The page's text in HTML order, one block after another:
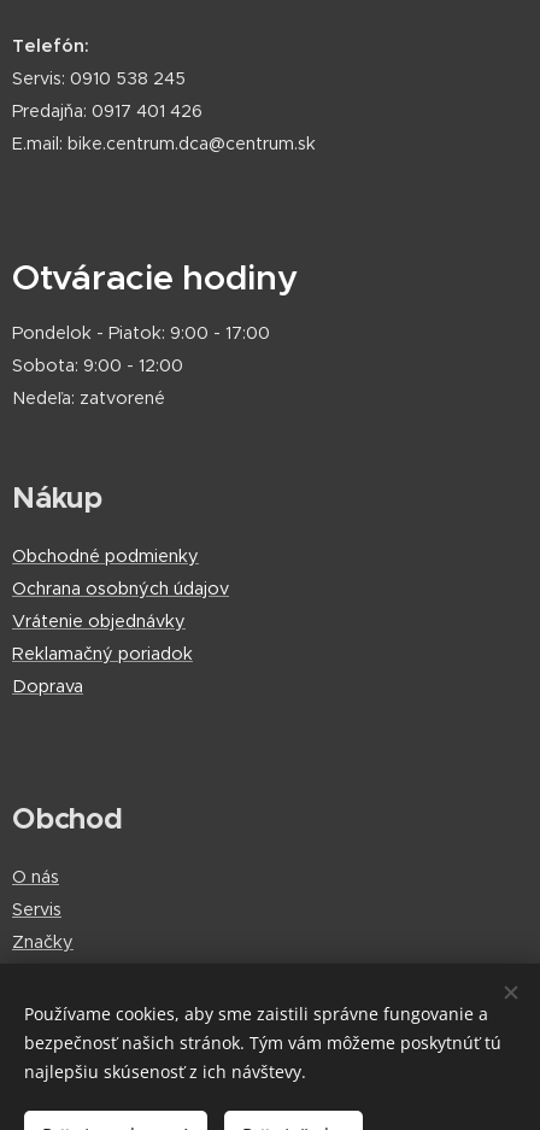
Telefón:
Servis: 0910 538 245
Predajňa: 0917 401 426
E.mail: bike.centrum.dca@centrum.sk
Otváracie hodiny
Pondelok - Piatok: 9:00 - 17:00
Sobota: 9:00 - 12:00
Nedeľa: zatvorené
Nákup
Obchodné podmienky
Ochrana osobných údajov
Vrátenie objednávky
Reklamačný poriadok
Doprava
Obchod
O nás
Servis
Značky
Cookies
Používame cookies, aby sme zaistili správne fungovanie a
bezpečnosť našich stránok. Tým vám môžeme poskytnúť tú
najlepšiu skúsenosť z ich návštevy.